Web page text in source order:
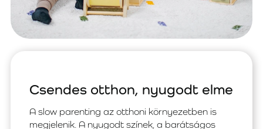
Csendes otthon, nyugodt elme
A slow parenting az otthoni környezetben is
megjelenik. A nyugodt színek, a barátságos